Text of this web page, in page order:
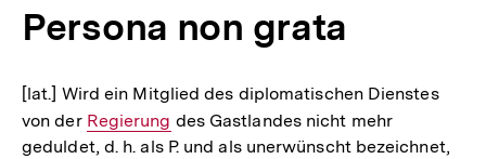
Übersicht
Persona non grata
[lat.] Wird ein Mitglied des diplomatischen Dienstes
von der Interner
Link:
Regierung des Gastlandes nicht mehr
geduldet, d. h. als P. und als unerwünscht bezeichnet,